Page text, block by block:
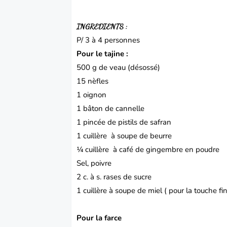
INGREDIENTS :
P/ 3 à 4 personnes
Pour le tajine :
500 g de veau (désossé)
15 nèfles
1 oignon
1 bâton de cannelle
1 pincée de pistils de safran
1 cuillère à soupe de beurre
¼ cuillère à café de gingembre en poudre
Sel, poivre
2 c. à s. rases de sucre
1 cuillère à soupe de miel ( pour la touche
Pour la farce